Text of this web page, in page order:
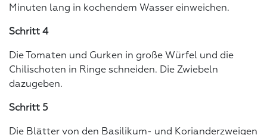
Minuten lang in kochendem Wasser einweichen.
Schritt 4
Die Tomaten und Gurken in große Würfel und die
Chilischoten in Ringe schneiden. Die Zwiebeln
dazugeben.
Schritt 5
Die Blätter von den Basilikum- und Korianderzweigen